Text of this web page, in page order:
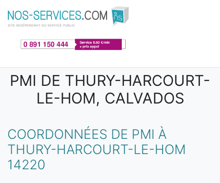
Aller au contenu principal
PMI DE THURY-HARCOURT-
LE-HOM, CALVADOS
COORDONNÉES DE PMI À
THURY-HARCOURT-LE-HOM
14220